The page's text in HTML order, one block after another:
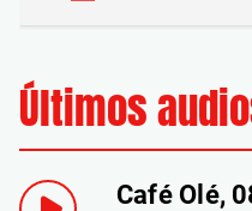
Últimos
Café Olé,